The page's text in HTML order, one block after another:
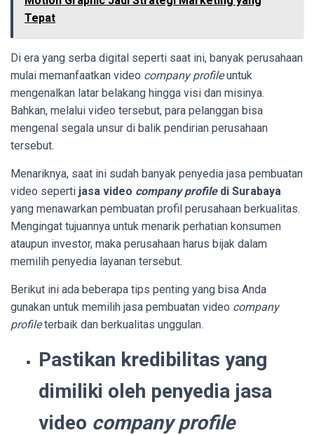
Tepat
Di era yang serba digital seperti saat ini, banyak perusahaan
mulai memanfaatkan video company profileuntuk
mengenalkan latar belakang hingga visi dan misinya.
Bahkan, melalui video tersebut, para pelanggan bisa
mengenal segala unsur di balik pendirian perusahaan
tersebut.
Menariknya, saat ini sudah banyak penyedia jasa pembuatan
video seperti jasa video company profile di Surabaya
yang menawarkan pembuatan profil perusahaan berkualitas.
Mengingat tujuannya untuk menarik perhatian konsumen
ataupun investor, maka perusahaan harus bijak dalam
memilih penyedia layanan tersebut.
Berikut ini ada beberapa tips penting yang bisa Anda
gunakan untuk memilih jasa pembuatan video company
profileterbaik dan berkualitas unggulan.
Pastikan kredibilitas yang
dimiliki oleh penyedia jasa
video company profile